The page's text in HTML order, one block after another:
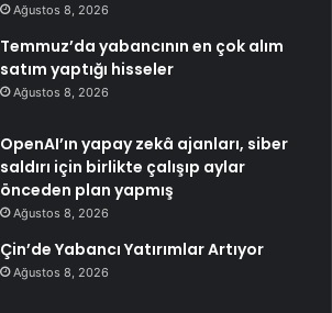
Ağustos 8, 2026
Temmuz’da yabancının en çok alım
satım yaptığı hisseler
Ağustos 8, 2026
OpenAI’ın yapay zekâ ajanları, siber
saldırı için birlikte çalışıp aylar
önceden plan yapmış
Ağustos 8, 2026
Çin’de Yabancı Yatırımlar Artıyor
Ağustos 8, 2026